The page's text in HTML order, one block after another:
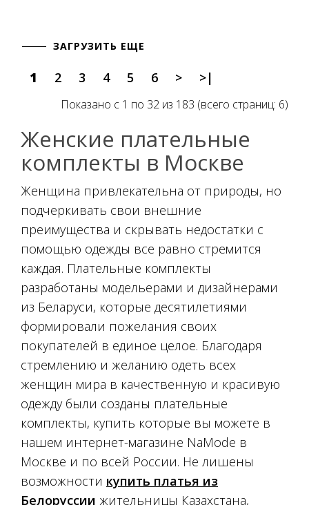
ЗАГРУЗИТЬ ЕЩЕ
1 2 3 4 5 6 > >|
Показано с 1 по 32 из 183 (всего страниц: 6)
Женские плательные
комплекты в Москве
Женщина привлекательна от природы, но
подчеркивать свои внешние
преимущества и скрывать недостатки с
помощью одежды все равно стремится
каждая. Плательные комплекты
разработаны модельерами и дизайнерами
из Беларуси, которые десятилетиями
формировали пожелания своих
покупателей в единое целое. Благодаря
стремлению и желанию одеть всех
женщин мира в качественную и красивую
одежду были созданы плательные
комплекты, купить которые вы можете в
нашем интернет-магазине NaMode в
Москве и по всей России. Не лишены
возможности купить платья из
Белоруссии жительницы Казахстана,